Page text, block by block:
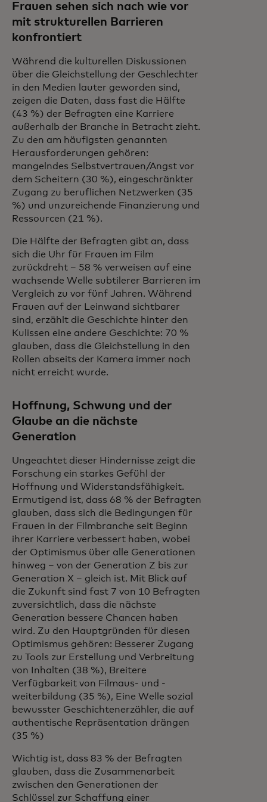
Frauen sehen sich nach wie vor
mit strukturellen Barrieren
konfrontiert
Während die kulturellen Diskussionen
über die Gleichstellung der Geschlechter
in den Medien lauter geworden sind,
zeigen die Daten, dass fast die Hälfte
(43 %) der Befragten eine Karriere
außerhalb der Branche in Betracht zieht.
Zu den am häufigsten genannten
Herausforderungen gehören:
mangelndes Selbstvertrauen/Angst vor
dem Scheitern (30 %), eingeschränkter
Zugang zu beruflichen Netzwerken (35
%) und unzureichende Finanzierung und
Ressourcen (21 %).
Die Hälfte der Befragten gibt an, dass
sich die Uhr für Frauen im Film
zurückdreht – 58 % verweisen auf eine
wachsende Welle subtilerer Barrieren im
Vergleich zu vor fünf Jahren. Während
Frauen auf der Leinwand sichtbarer
sind, erzählt die Geschichte hinter den
Kulissen eine andere Geschichte: 70 %
glauben, dass die Gleichstellung in den
Rollen abseits der Kamera immer noch
nicht erreicht wurde.
Hoffnung, Schwung und der
Glaube an die nächste
Generation
Ungeachtet dieser Hindernisse zeigt die
Forschung ein starkes Gefühl der
Hoffnung und Widerstandsfähigkeit.
Ermutigend ist, dass 68 % der Befragten
glauben, dass sich die Bedingungen für
Frauen in der Filmbranche seit Beginn
ihrer Karriere verbessert haben, wobei
der Optimismus über alle Generationen
hinweg – von der Generation Z bis zur
Generation X – gleich ist. Mit Blick auf
die Zukunft sind fast 7 von 10 Befragten
zuversichtlich, dass die nächste
Generation bessere Chancen haben
wird. Zu den Hauptgründen für diesen
Optimismus gehören: Besserer Zugang
zu Tools zur Erstellung und Verbreitung
von Inhalten (38 %), Breitere
Verfügbarkeit von Filmaus- und -
weiterbildung (35 %), Eine Welle sozial
bewusster Geschichtenerzähler, die auf
authentische Repräsentation drängen
(35 %)
Wichtig ist, dass 83 % der Befragten
glauben, dass die Zusammenarbeit
zwischen den Generationen der
Schlüssel zur Schaffung einer